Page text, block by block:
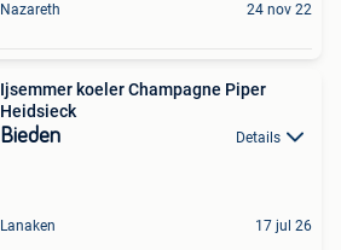
Nazareth 24 nov 22
Ijsemmer koeler Champagne Piper
Heidsieck
Bieden Details
Lanaken 17 jul 26